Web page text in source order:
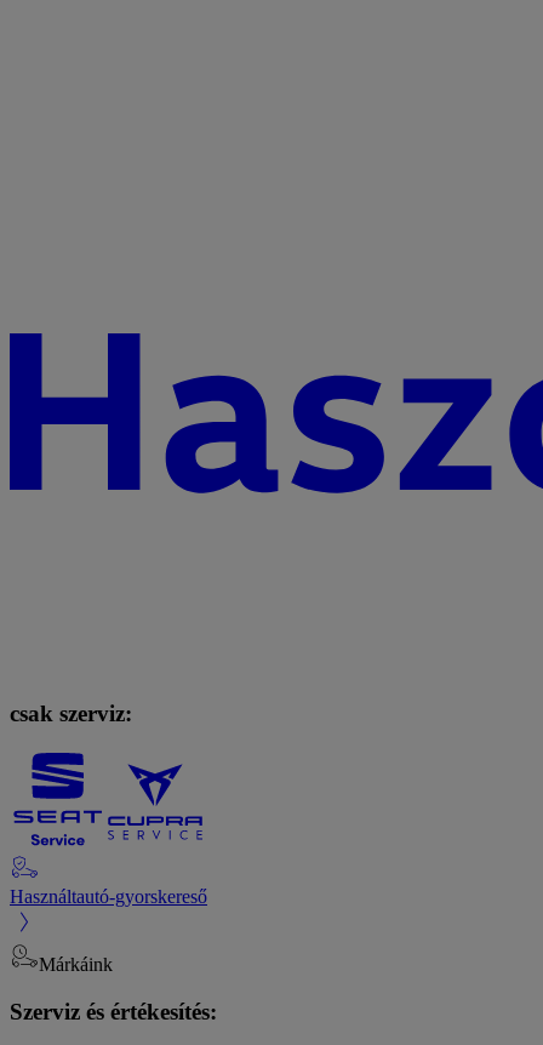
csak szerviz:
Használtautó-gyorskereső
Márkáink
Szerviz és értékesítés: